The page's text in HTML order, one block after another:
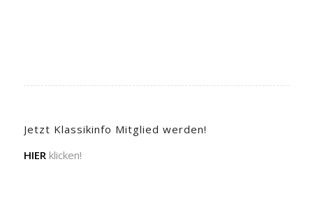
Jetzt Klassikinfo Mitglied werden!
HIER klicken!